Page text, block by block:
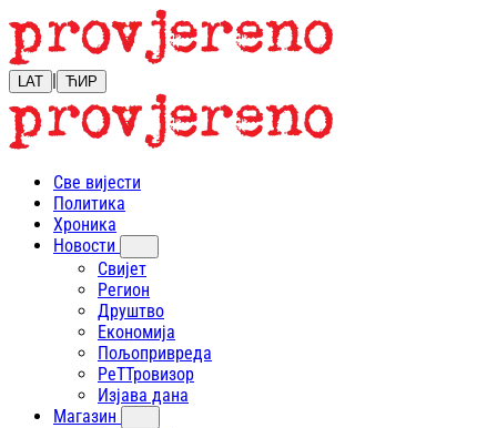
LAT | ЋИР
Све вијести
Политика
Хроника
Новости
Свијет
Регион
Друштво
Економија
Пољопривреда
РеТТровизор
Изјава дана
Магазин